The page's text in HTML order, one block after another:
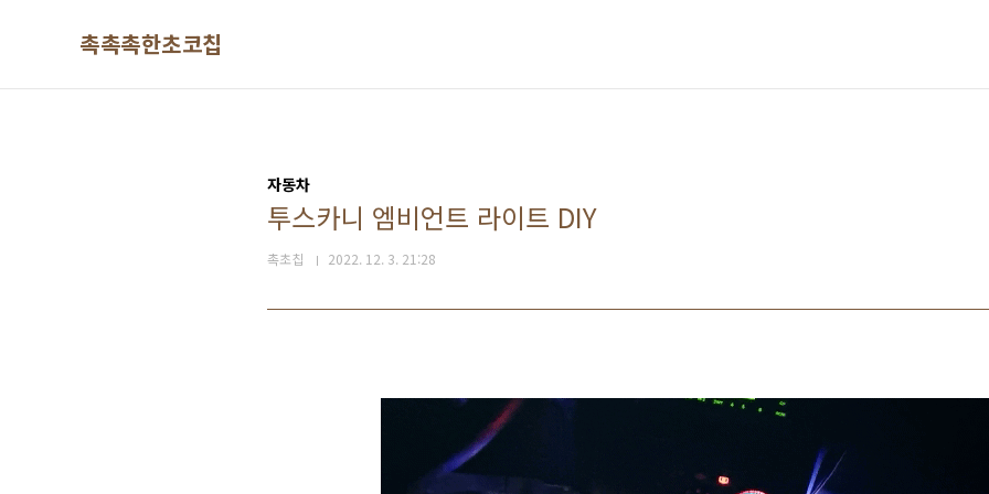
촉촉촉한초코칩
자동차
투스카니 엠비언트 라이트 DIY
촉초칩 2022. 12. 3. 21:28